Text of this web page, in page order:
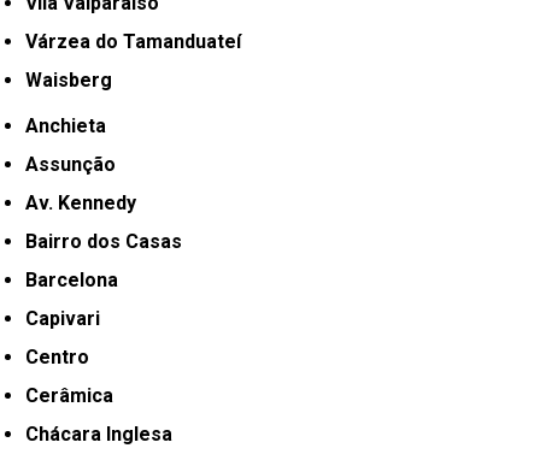
Várzea do Tamanduateí
Waisberg
Anchieta
Assunção
Av. Kennedy
Bairro dos Casas
Barcelona
Capivari
Centro
Cerâmica
Chácara Inglesa